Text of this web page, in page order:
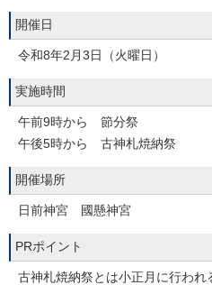
開催日
令和8年2月3日（火曜日）
実施時間
午前9時から 節分祭
午後5時から 古神札焼納祭
開催場所
日前神宮 國懸神宮
PRポイント
古神札焼納祭とは小正月に行わ